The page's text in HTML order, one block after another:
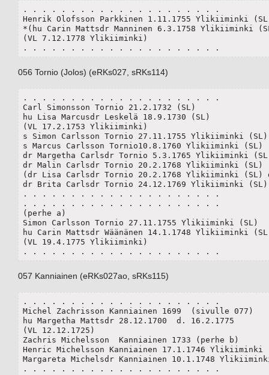
. . . . . . . . . . . . . . . . . . . . .
Henrik Olofsson Parkkinen 1.11.1755 Ylikiiminki (SL)
*(hu Carin Mattsdr Manninen 6.3.1758 Ylikiiminki
(VL 7.12.1778 Ylikiiminki)
. . . . . . . . . . . . . . . . . . . . .
056 Tornio (Jolos) (eRKs027, sRKs114)
. . . . . . . . . . . . . . . . . . . . .
Carl Simonsson Tornio 21.2.1732 (SL)
hu Lisa Marcusdr Leskelä 18.9.1730 (SL)
(VL 17.2.1753 Ylikiiminki)
s Simon Carlsson Tornio 27.11.1755 Ylikiiminki
s Marcus Carlsson Tornio10.8.1760 Ylikiiminki (SL)
dr Margetha Carlsdr Tornio 5.3.1765 Ylikiiminki
dr Malin Carlsdr Tornio 20.2.1768 Ylikiiminki (SL)
(dr Lisa Carlsdr Tornio 20.2.1768 Ylikiiminki (SL)
dr Brita Carlsdr Tornio 24.12.1769 Ylikiiminki (SL)
. . . . . . . . . . . . . . . . . . . . .
. . . . . . . . . . . . . . . . . . . . .
(perhe a)
Simon Carlsson Tornio 27.11.1755 Ylikiiminki (SL)
hu Carin Mattsdr Wäänänen 14.1.1748 Ylikiiminki
(VL 19.4.1775 Ylikiiminki)
. . . . . . . . . . . . . . . . . . . . .
057 Kanniainen (eRKs027ao, sRKs115)
. . . . . . . . . . . . . . . . . . . . .
Michel Zachrisson Kanniainen 1699  (sivulle 077)
hu Margetha Mattsdr 28.12.1700  d. 16.2.1775
(VL 12.12.1725)
Zachris Michelsson  Kanniainen 1733 (perhe b)
Henric Michelsson Kanniainen 17.1.1746
Margareta Michelsdr Kanniainen 10.1.1748
. . . . . . . . . . . . . . . . . . . . .